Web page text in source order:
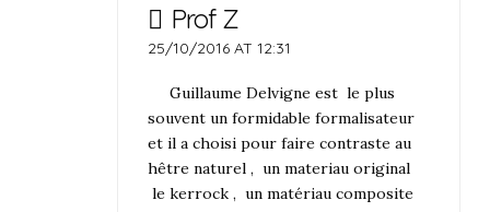
Prof Z
25/10/2016 AT 12:31
Guillaume Delvigne est le plus
souvent un formidable formalisateur
et il a choisi pour faire contraste au
hêtre naturel , un materiau original
le kerrock , un matériau composite